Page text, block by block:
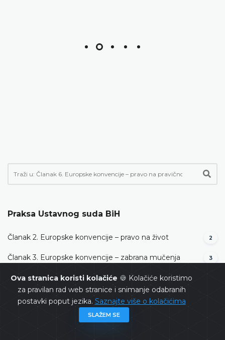
Ova stranica koristi kolačiće 🍪 Kolačiće koristimo
za pravilan rad web stranice i snimanje odabranih
postavki poput jezika. Saznajte više o kolačićima
SLAŽEM SE
Praksa Ustavnog suda BiH
Članak 2. Europske konvencije – pravo na život 2
Članak 3. Europske konvencije – zabrana mučenja 3
Članak 5. Europske konvencije – pravo na slobodu i
sigurnost
Članak 6. Europske konvencije – pravo na pravično